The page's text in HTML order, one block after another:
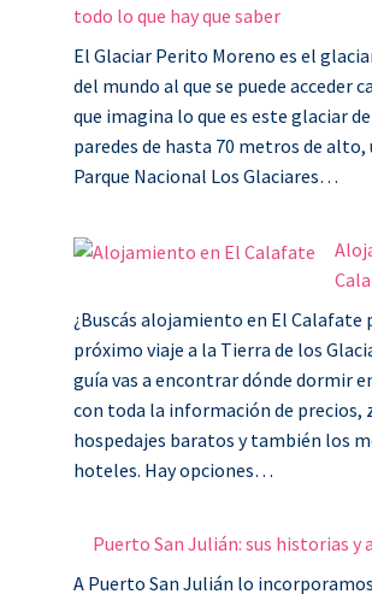
todo lo que hay que saber
El Glaciar Perito Moreno es el
del mundo al que se puede acceder
que imagina lo que es este glaciar
paredes de hasta 70 metros de alto,
Parque Nacional Los Glaciares…
¿Buscás alojamiento en El Calafate
próximo viaje a la Tierra de los
guía vas a encontrar dónde dormir
con toda la información de precios,
hospedajes baratos y también los
hoteles. Hay opciones…
Puerto San Julián: sus historias y
A Puerto San Julián lo